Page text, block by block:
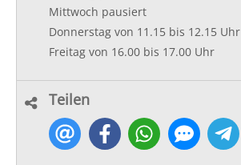
Mittwoch pausiert
​Donnerstag von 11.15 bis 12.15 Uhr
Freitag von 16.00 bis 17.00 Uhr
Teilen